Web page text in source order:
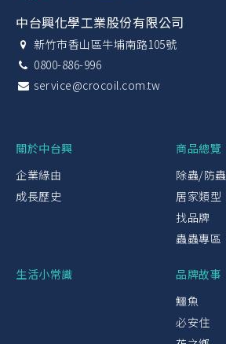
中台興化學工業股份有限公司
新竹市香山區牛埔南路105號
0800-886-996
service@crocoil.com.tw
關於中台興
企業緣由
成長歷史
商品總覽
除蟲/防蟲
居家類型
找品牌
蟲蟲專區
生活小常識
品牌故事
鱷魚
必安住